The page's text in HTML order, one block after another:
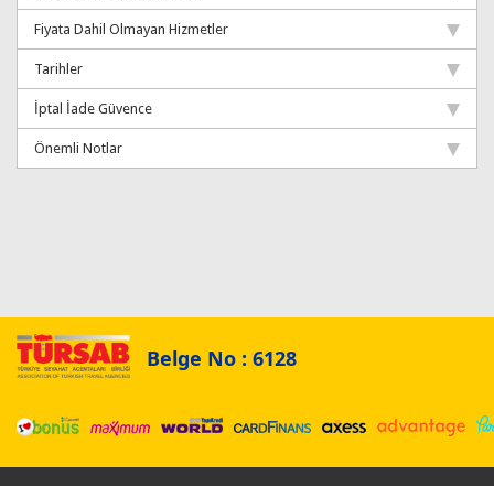
Fiyata Dahil Olmayan Hizmetler
Tarihler
İptal İade Güvence
Önemli Notlar
Belge No : 6128